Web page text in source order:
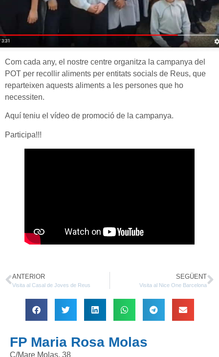
Com cada any, el nostre centre organitza la campanya del
POT per recollir aliments per entitats socials de Reus, que
reparteixen aquests aliments a les persones que ho
necessiten.
Aquí teniu el vídeo de promoció de la campanya.
Participa!!!
ANTERIOR
Visita al Casal de Joves de Reus
SEGÜENT
Visita al Nice One Barcelona
FP Maria Rosa Molas
C/Mare Molas, 38